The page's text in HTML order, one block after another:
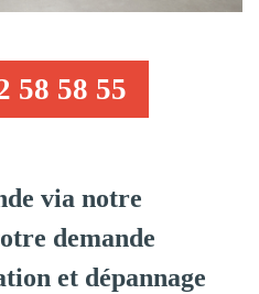
58 55
via notre
demande
et dépannage